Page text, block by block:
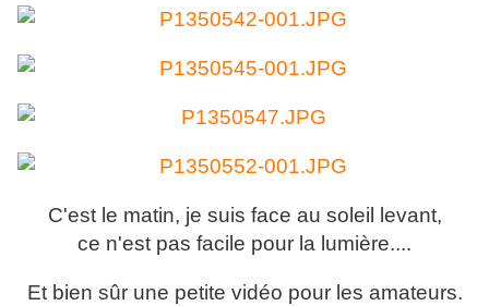
C'est le matin, je suis face au soleil levant,
ce n'est pas facile pour la lumière....
Et bien sûr une petite vidéo pour les amateurs.